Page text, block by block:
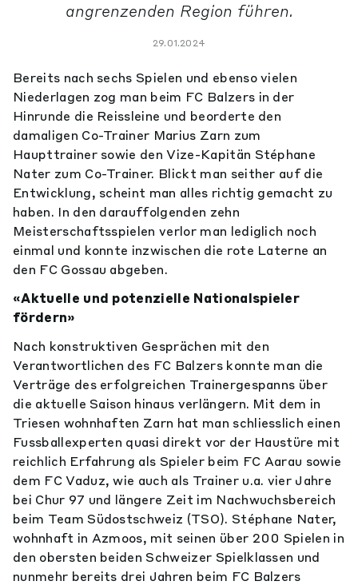
angrenzenden Region führen.
29.01.2024
Bereits nach sechs Spielen und ebenso vielen
Niederlagen zog man beim FC Balzers in der
Hinrunde die Reissleine und beorderte den
damaligen Co-Trainer Marius Zarn zum
Haupttrainer sowie den Vize-Kapitän Stéphane
Nater zum Co-Trainer. Blickt man seither auf die
Entwicklung, scheint man alles richtig gemacht zu
haben. In den darauffolgenden zehn
Meisterschaftsspielen verlor man lediglich noch
einmal und konnte inzwischen die rote Laterne an
den FC Gossau abgeben.
«Aktuelle und potenzielle Nationalspieler
fördern»
Nach konstruktiven Gesprächen mit den
Verantwortlichen des FC Balzers konnte man die
Verträge des erfolgreichen Trainergespanns über
die aktuelle Saison hinaus verlängern. Mit dem in
Triesen wohnhaften Zarn hat man schliesslich einen
Fussballexperten quasi direkt vor der Haustüre mit
reichlich Erfahrung als Spieler beim FC Aarau sowie
dem FC Vaduz, wie auch als Trainer u.a. vier Jahre
bei Chur 97 und längere Zeit im Nachwuchsbereich
beim Team Südostschweiz (TSO). Stéphane Nater,
wohnhaft in Azmoos, mit seinen über 200 Spielen in
den obersten beiden Schweizer Spielklassen und
nunmehr bereits drei Jahren beim FC Balzers